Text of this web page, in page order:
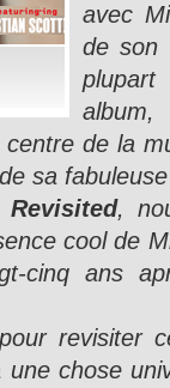
avec
de son
de la
sa
Revisited,
cool de
cinq ans
revisiter
chose